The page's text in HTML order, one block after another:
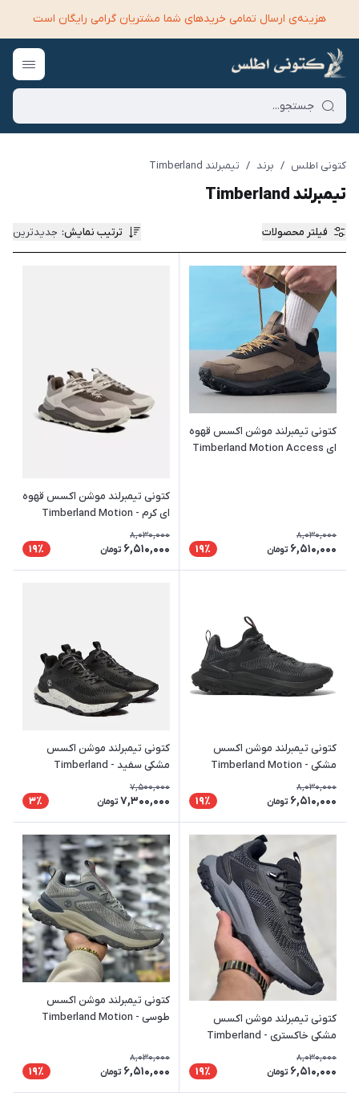
هزینه‌ی ارسال تمامی خرید‌های شما مشتریان گرامی رایگان است
کتونی اطلس / برند / تیمبرلند Timberland
تیمبرلند Timberland
فیلتر محصولات ترتیب نمایش: جدیدترین
کتونی تیمبرلند موشن اکسس قهوه
ای Timberland Motion Access
8,030,000
6,510,000 تومان 19٪
کتونی تیمبرلند موشن اکسس قهوه
ای کرم - Timberland Motion
Access
8,030,000
6,510,000 تومان 19٪
کتونی تیمبرلند موشن اکسس
مشکی - Timberland Motion
Access
8,030,000
6,510,000 تومان 19٪
کتونی تیمبرلند موشن اکسس
مشکی سفید - Timberland
Motion Access
7,500,000
7,300,000 تومان 3٪
کتونی تیمبرلند موشن اکسس
مشکی خاکستری - Timberland
Motion Access
8,030,000
6,510,000 تومان 19٪
کتونی تیمبرلند موشن اکسس
طوسی - Timberland Motion
8,030,000
6,510,000 تومان 19٪